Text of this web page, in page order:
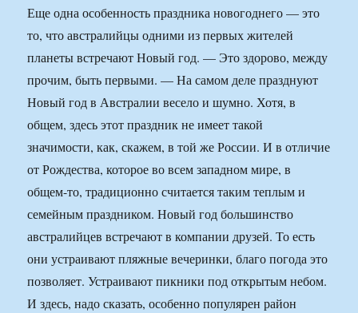
Еще одна особенность праздника новогоднего — это
то, что австралийцы одними из первых жителей
планеты встречают Новый год. — Это здорово, между
прочим, быть первыми. — На самом деле празднуют
Новый год в Австралии весело и шумно. Хотя, в
общем, здесь этот праздник не имеет такой
значимости, как, скажем, в той же России. И в отличие
от Рождества, которое во всем западном мире, в
общем-то, традиционно считается таким теплым и
семейным праздником. Новый год большинство
австралийцев встречают в компании друзей. То есть
они устраивают пляжные вечеринки, благо погода это
позволяет. Устраивают пикники под открытым небом.
И здесь, надо сказать, особенно популярен район